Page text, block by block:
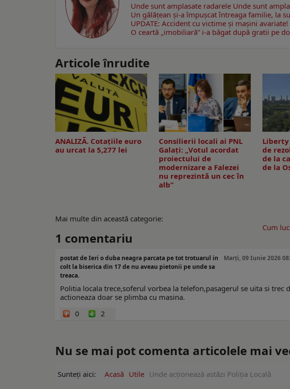
Unde sunt amplasate radarele Unde sunt
Un gălăţean și-a împușcat întreaga familie, la
UPDATE: Accident cu victime și mașini
O ceartă „imobiliară” i-a băgat după gratii pe
Articole înrudite
ANALIZĂ. Cotațiile euro
au urcat la 5,277 lei
Consilierii locali ai PNL
Galaţi: „Votul acordat
proiectului de
modernizare a Falezei
nu reprezintă un cec în
alb”
Liberty
de
de la
de la
Mai multe din această categorie:
Cum
1 comentariu
postat de Ieri o duba neagra parcata pe tot trotuarul in
colt la biserica din 17 de nu aveau pietonii pe unde sa
treaca.
Marți, 09 Iunie 2026
Politia locala trece,soferul vorbea la telefon,pasagerul se uita si trec
actioneaza doar se plimba cu masina.
0
2
Nu se mai pot comenta articolele mai
Sunteți aici: Acasă Utile Unde acționează astăzi Poliția Locală